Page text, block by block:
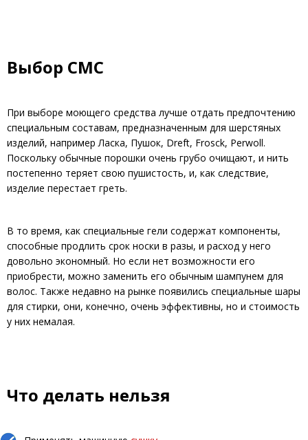
Выбор СМС
При выборе моющего средства лучше отдать предпочтению
специальным составам, предназначенным для шерстяных
изделий, например Ласка, Пушок, Dreft, Frosck, Perwoll.
Поскольку обычные порошки очень грубо очищают, и нить
постепенно теряет свою пушистость, и, как следствие,
изделие перестает греть.
В то время, как специальные гели содержат компоненты,
способные продлить срок носки в разы, и расход у него
довольно экономный. Но если нет возможности его
приобрести, можно заменить его обычным шампунем для
волос. Также недавно на рынке появились специальные шары
для стирки, они, конечно, очень эффективны, но и стоимость
у них немалая.
Что делать нельзя